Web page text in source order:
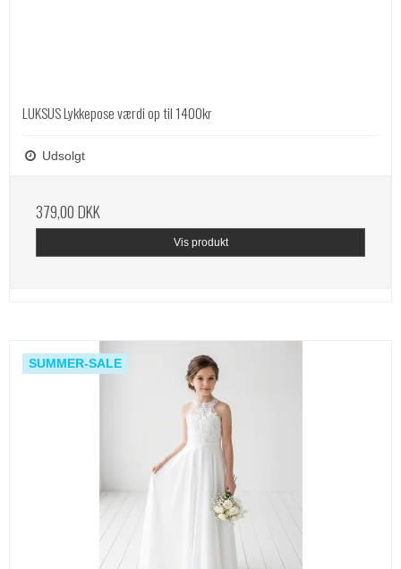
LUKSUS Lykkepose værdi op til 1400kr
Udsolgt
379,00 DKK
Vis produkt
SUMMER-SALE